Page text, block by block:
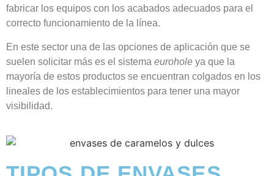
fabricar los equipos con los acabados adecuados para el
correcto funcionamiento de la línea.
En este sector una de las opciones de aplicación que se
suelen solicitar más es el sistema eurohole ya que la
mayoría de estos productos se encuentran colgados en los
lineales de los establecimientos para tener una mayor
visibilidad.